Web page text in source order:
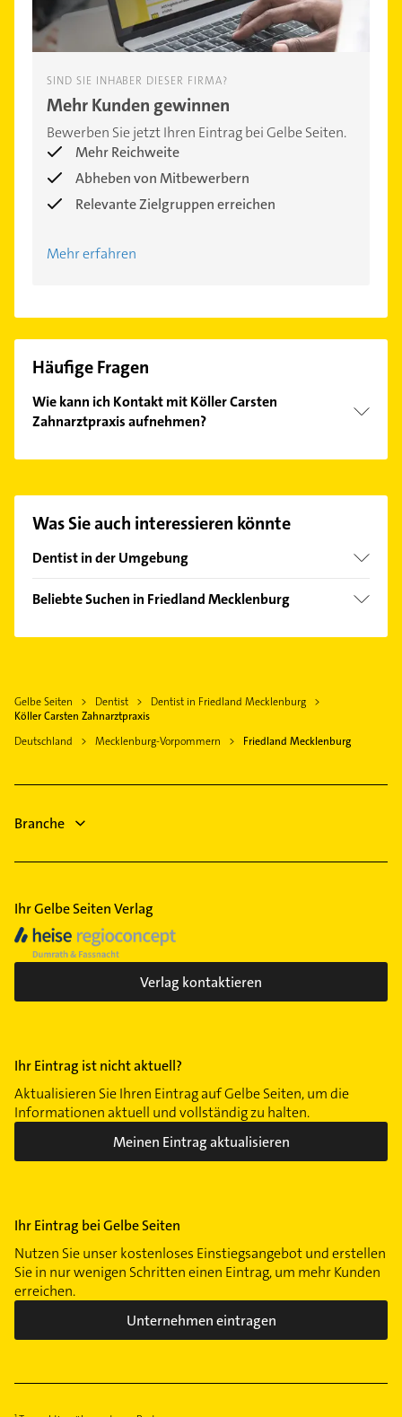
SIND SIE INHABER DIESER FIRMA?
Mehr Kunden gewinnen
Bewerben Sie jetzt Ihren Eintrag bei Gelbe Seiten.
Mehr Reichweite
Abheben von Mitbewerbern
Relevante Zielgruppen erreichen
Mehr erfahren
Häufige Fragen
Wie kann ich Kontakt mit Köller Carsten
Zahnarztpraxis aufnehmen?
passenden Kontaktmöglichkeiten wie Adresse oder
Hier finden Sie alleKontaktdaten
Was Sie auch interessieren könnte
Dentist in der Umgebung
Neubrandenburg
Woldegk
Beliebte Suchen in Friedland Mecklenburg
Gasinstallateur
Sanitärinstallation
Elektriker
Phoniatrie
Logopädie
Gelbe Seiten Dentist
Dentist in Friedland Mecklenburg
Köller Carsten Zahnarztpraxis
Deutschland
Mecklenburg-Vorpommern Friedland Mecklenburg
Branche
Ihr Gelbe Seiten Verlag
Verlag kontaktieren
Ihr Eintrag ist nicht aktuell?
Aktualisieren Sie Ihren Eintrag auf Gelbe Seiten, um die
Informationen aktuell und vollständig zu halten.
Meinen Eintrag aktualisieren
Ihr Eintrag bei Gelbe Seiten
Nutzen Sie unser kostenloses Einstiegsangebot und erstellen
Sie in nur wenigen Schritten einen Eintrag, um mehr Kunden
erreichen.
Unternehmen eintragen